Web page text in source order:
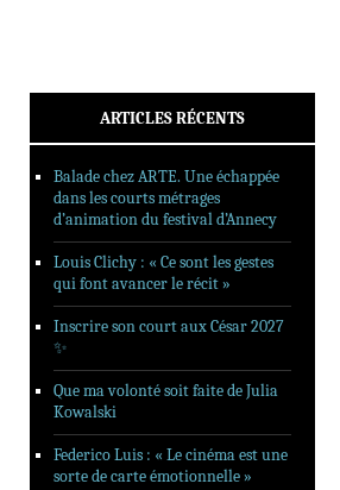
ARTICLES RÉCENTS
Balade chez ARTE. Une échappée
dans les courts métrages
d’animation du festival d’Annecy
Louis Clichy : « Ce sont les gestes
qui font avancer le récit »
Inscrire son court aux César 2027
✨
Que ma volonté soit faite de Julia
Kowalski
Federico Luis : « Le cinéma est une
sorte de carte émotionnelle »